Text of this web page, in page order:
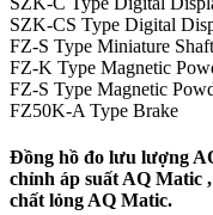
SZK-CS Type Digital
FZ-S Type Miniature
FZ-K Type Magnetic
FZ-S Type Magnetic
FZ50K-A Type Brake
Đồng hồ đo lưu lượng
chỉnh áp suất AQ Matic
chất lỏng AQ Matic.